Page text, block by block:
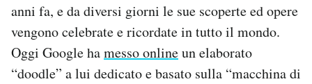
anni fa, e da diversi giorni le sue scoperte ed opere
vengono celebrate e ricordate in tutto il mondo.
Oggi Google hamesso onlineun elaborato
“doodle” a lui dedicato e basato sulla “macchina di